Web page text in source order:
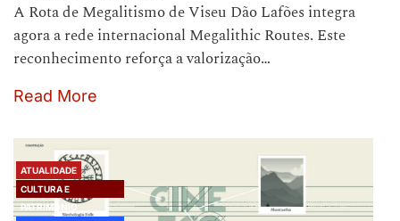
A Rota de Megalitismo de Viseu Dão Lafões integra
agora a rede internacional Megalithic Routes. Este
reconhecimento reforça a valorização…
Read More
ATUALIDADE
CULTURA E
PATRIMÓNIO